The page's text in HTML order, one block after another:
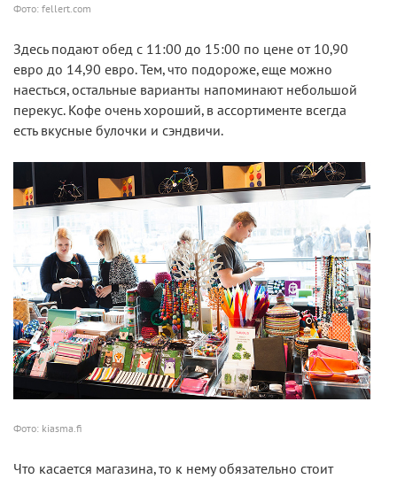
Фото: fellert.com
Здесь подают обед с 11:00 до 15:00 по цене от 10,90
евро до 14,90 евро. Тем, что подороже, еще можно
наесться, остальные варианты напоминают небольшой
перекус. Кофе очень хороший, в ассортименте всегда
есть вкусные булочки и сэндвичи.
Фото: kiasma.fi
Что касается магазина, то к нему обязательно стоит